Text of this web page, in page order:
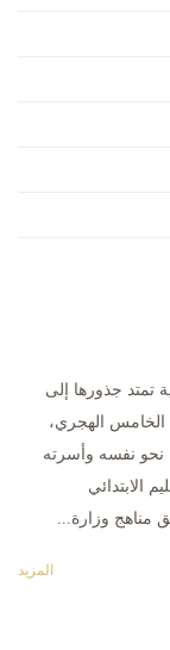
جذورها إلى
الخامس الهجري،
نحو نفسه وأسرته
الابتدائي
مناهج وزارة...
المزيد